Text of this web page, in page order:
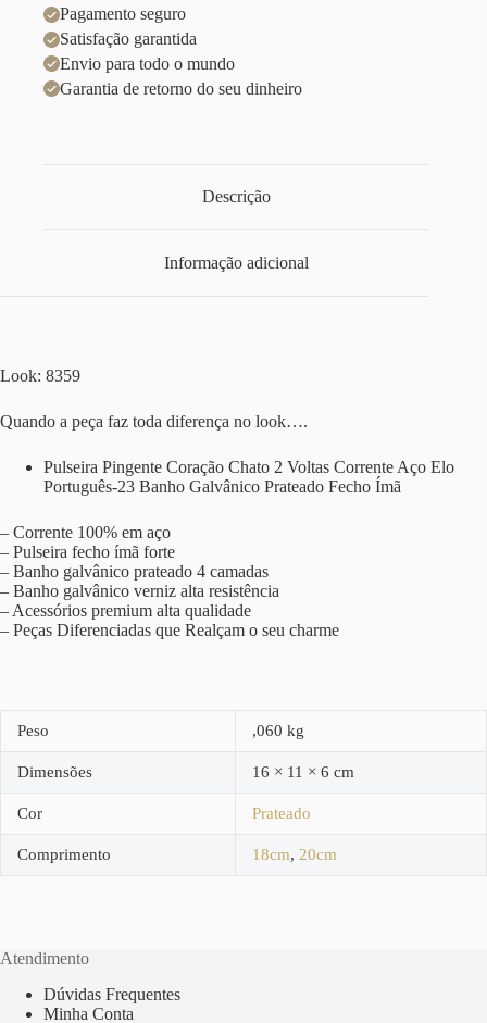
Pagamento seguro
Satisfação garantida
Envio para todo o mundo
Garantia de retorno do seu dinheiro
Descrição
Informação adicional
Look: 8359
Quando a peça faz toda diferença no look….
Pulseira Pingente Coração Chato 2 Voltas Corrente Aço Elo
Português-23 Banho Galvânico Prateado Fecho Ímã
– Corrente 100% em aço
– Pulseira fecho ímã forte
– Banho galvânico prateado 4 camadas
– Banho galvânico verniz alta resistência
– Acessórios premium alta qualidade
– Peças Diferenciadas que Realçam o seu charme
Peso ,060 kg
Dimensões 16 × 11 × 6 cm
Cor Prateado
Comprimento 18cm, 20cm
Atendimento
Dúvidas Frequentes
Minha Conta